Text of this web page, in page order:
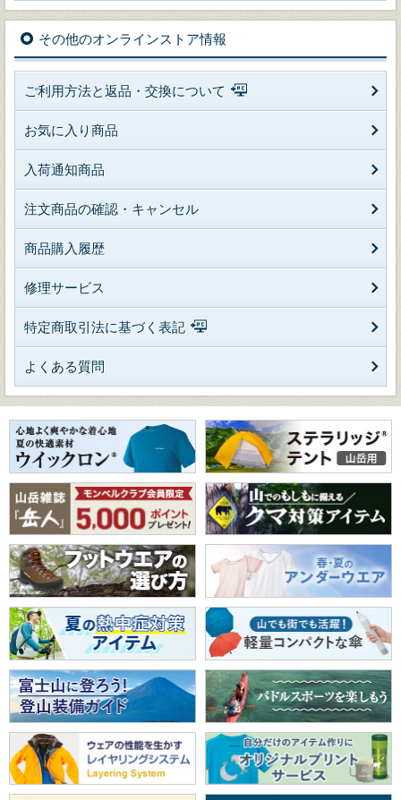
その他のオンラインストア情報
ご利用方法と返品・交換について
お気に入り商品
入荷通知商品
注文商品の確認・キャンセル
商品購入履歴
修理サービス
特定商取引法に基づく表記
よくある質問